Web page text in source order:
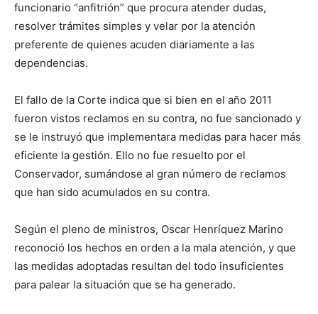
funcionario “anfitrión” que procura atender dudas,
resolver trámites simples y velar por la atención
preferente de quienes acuden diariamente a las
dependencias.
El fallo de la Corte indica que si bien en el año 2011
fueron vistos reclamos en su contra, no fue sancionado y
se le instruyó que implementara medidas para hacer más
eficiente la gestión. Ello no fue resuelto por el
Conservador, sumándose al gran número de reclamos
que han sido acumulados en su contra.
Según el pleno de ministros, Oscar Henríquez Marino
reconoció los hechos en orden a la mala atención, y que
las medidas adoptadas resultan del todo insuficientes
para palear la situación que se ha generado.